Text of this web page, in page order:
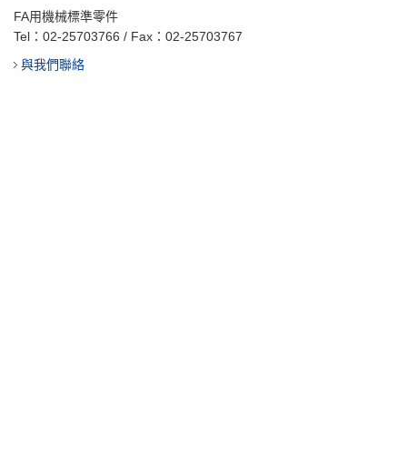
FA用機械標準零件
Tel： 02-25703766 / Fax：02-25703767
與我們聯絡